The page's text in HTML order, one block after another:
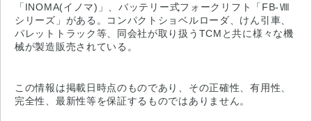
「INOMA(イノマ)」、バッテリー式フォークリフト「FB-Ⅷ
シリーズ」がある。コンパクトショベルローダ、けん引車、
パレットトラック等、同会社が取り扱うTCMと共に様々な機
械が製造販売されている。
この情報は掲載日時点のものであり、その正確性、有用性、
完全性、最新性等を保証するものではありません。